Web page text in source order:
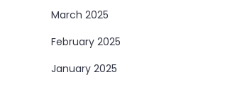
March 2025
February 2025
January 2025